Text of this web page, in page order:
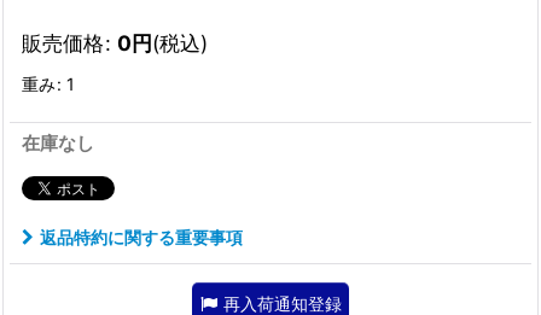
販売価格: 0円(税込)
重み: 1
在庫なし
返品特約に関する重要事項
再入荷通知登録